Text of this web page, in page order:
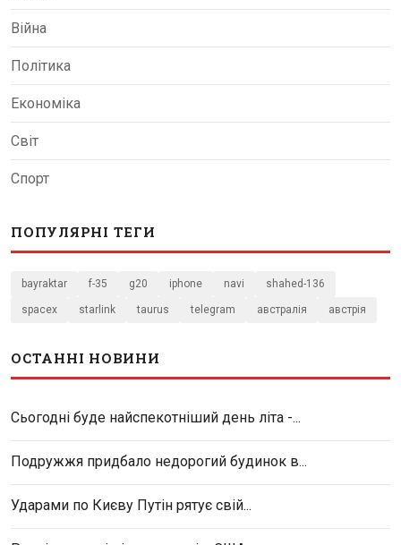
Війна
Політика
Економіка
Світ
Спорт
ПОПУЛЯРНІ ТЕГИ
bayraktar f-35 g20 iphone navi shahed-136
spacex starlink taurus telegram австралія австрія
ОСТАННІ НОВИНИ
Сьогодні буде найспекотніший день літа -...
Подружжя придбало недорогий будинок в...
Ударами по Києву Путін рятує свій...